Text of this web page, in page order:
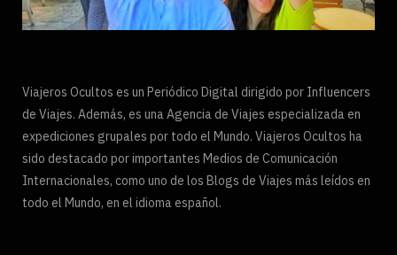
Viajeros Ocultos es un Periódico Digital dirigido por Influencers
de Viajes. Además, es una Agencia de Viajes especializada en
expediciones grupales por todo el Mundo. Viajeros Ocultos ha
sido destacado por importantes Medios de Comunicación
Internacionales, como uno de los Blogs de Viajes más leídos en
todo el Mundo, en el idioma español.